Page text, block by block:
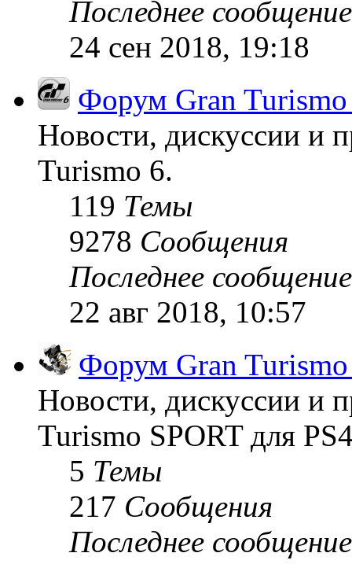
Последнее сообщение
24 сен 2018, 19:18
Форум Gran
Новости, дискуссии и
Turismo 6.
119 Темы
9278 Сообщения
Последнее сообщение
22 авг 2018, 10:57
Форум Gran Turismo
Новости, дискуссии и
Turismo SPORT для
5 Темы
217 Сообщения
Последнее сообщение